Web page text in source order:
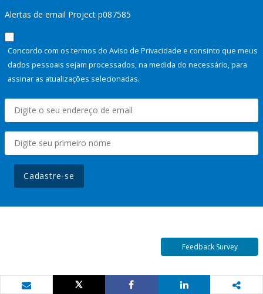
Alertas de email Project p087585
Concordo com os termos do Aviso de Privacidade e consinto que meus
dados pessoais sejam processados, na medida do necessário, para
assinar as atualizações selecionadas.
Cadastre-se
Feedback Survey